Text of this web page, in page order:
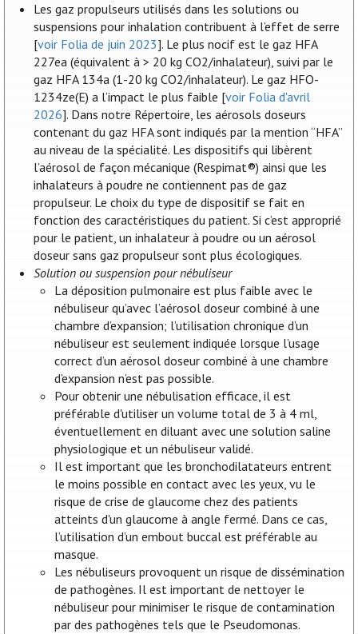
Les gaz propulseurs utilisés dans les solutions ou
suspensions pour inhalation contribuent à l’effet de serre
[voir Folia de juin 2023]. Le plus nocif est le gaz HFA
227ea (équivalent à > 20 kg CO2/inhalateur), suivi par le
gaz HFA 134a (1-20 kg CO2/inhalateur). Le gaz HFO-
1234ze(E) a l’impact le plus faible [voir Folia d'avril
2026]. Dans notre Répertoire, les aérosols doseurs
contenant du gaz HFA sont indiqués par la mention “HFA”
au niveau de la spécialité. Les dispositifs qui libèrent
l’aérosol de façon mécanique (Respimat®) ainsi que les
inhalateurs à poudre ne contiennent pas de gaz
propulseur. Le choix du type de dispositif se fait en
fonction des caractéristiques du patient. Si c’est approprié
pour le patient, un inhalateur à poudre ou un aérosol
doseur sans gaz propulseur sont plus écologiques.
Solution ou suspension pour nébuliseur
La déposition pulmonaire est plus faible avec le
nébuliseur qu’avec l’aérosol doseur combiné à une
chambre d’expansion; l’utilisation chronique d’un
nébuliseur est seulement indiquée lorsque l’usage
correct d’un aérosol doseur combiné à une chambre
d’expansion n’est pas possible.
Pour obtenir une nébulisation efficace, il est
préférable d'utiliser un volume total de 3 à 4 ml,
éventuellement en diluant avec une solution saline
physiologique et un nébuliseur validé.
Il est important que les bronchodilatateurs entrent
le moins possible en contact avec les yeux, vu le
risque de crise de glaucome chez des patients
atteints d'un glaucome à angle fermé. Dans ce cas,
l’utilisation d’un embout buccal est préférable au
masque.
Les nébuliseurs provoquent un risque de dissémination
de pathogènes. Il est important de nettoyer le
nébuliseur pour minimiser le risque de contamination
par des pathogènes tels que le Pseudomonas.